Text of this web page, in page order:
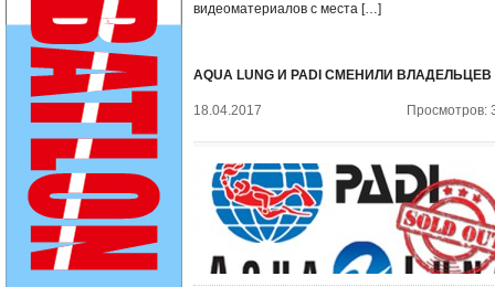
видеоматериалов с места […]
AQUA LUNG И PADI СМЕНИЛИ ВЛАДЕЛЬЦЕВ
18.04.2017 Просмотров: